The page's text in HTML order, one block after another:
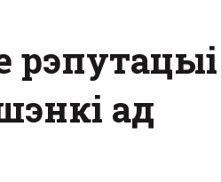
рэпутацыі
ад